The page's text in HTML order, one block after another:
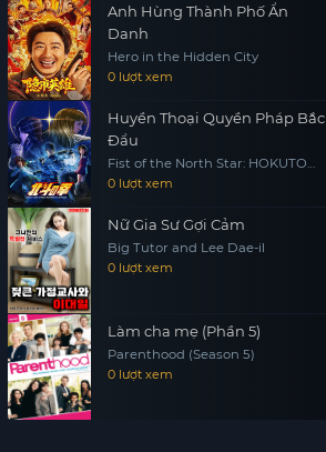
Anh Hùng Thành Phố Ẩn
Danh
Hero in the Hidden City
0 lượt xem
Huyền Thoại Quyền Pháp Bắc
Đẩu
Fist of the North Star: HOKUTO
NO KEN
0 lượt xem
Nữ Gia Sư Gợi Cảm
Big Tutor and Lee Dae-il
0 lượt xem
Làm cha mẹ (Phần 5)
Parenthood (Season 5)
0 lượt xem